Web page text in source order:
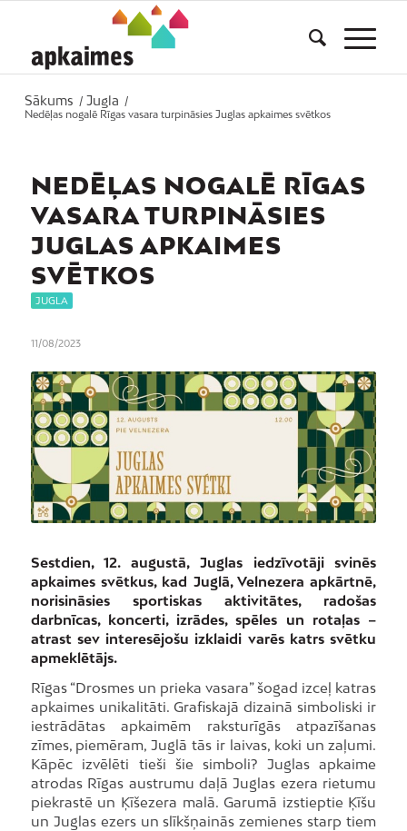
Sākums / Jugla
/
Nedēļas nogalē Rīgas vasara turpināsies Juglas apkaimes svētkos
NEDĒĻAS NOGALĒ RĪGAS
VASARA TURPINĀSIES
JUGLAS APKAIMES
SVĒTKOS
JUGLA
11/08/2023
Sestdien, 12. augustā, Juglas iedzīvotāji svinēs
apkaimes svētkus, kad Juglā, Velnezera apkārtnē,
norisināsies sportiskas aktivitātes, radošas
darbnīcas, koncerti, izrādes, spēles un rotaļas –
atrast sev interesējošu izklaidi varēs katrs svētku
apmeklētājs.
Rīgas “Drosmes un prieka vasara” šogad izceļ katras
apkaimes unikalitāti. Grafiskajā dizainā simboliski ir
iestrādātas apkaimēm raksturīgās atpazīšanas
zīmes, piemēram, Juglā tās ir laivas, koki un zaļumi.
Kāpēc izvēlēti tieši šie simboli? Juglas apkaime
atrodas Rīgas austrumu daļā Juglas ezera rietumu
piekrastē un Ķīšezera malā. Garumā izstieptie Ķīšu
un Juglas ezers un slīkšņainās zemienes starp tiem